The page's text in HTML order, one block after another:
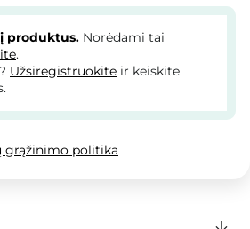
produktus. Norėdami tai
.
Užsiregistruokite ir keiskite
grąžinimo politika